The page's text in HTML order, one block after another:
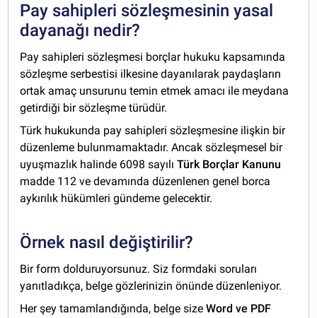
Pay sahipleri sözleşmesinin yasal
dayanağı nedir?
Pay sahipleri sözleşmesi borçlar hukuku kapsamında
sözleşme serbestisi ilkesine dayanılarak paydaşların
ortak amaç unsurunu temin etmek amacı ile meydana
getirdiği bir sözleşme türüdür.
Türk hukukunda pay sahipleri sözleşmesine ilişkin bir
düzenleme bulunmamaktadır. Ancak sözleşmesel bir
uyuşmazlık halinde 6098 sayılıTürk Borçlar Kanunu
madde 112 ve devamında düzenlenen genel borca
aykırılık hükümleri gündeme gelecektir.
Örnek nasıl değiştirilir?
Bir form dolduruyorsunuz. Siz formdaki soruları
yanıtladıkça, belge gözlerinizin önünde düzenleniyor.
Her şey tamamlandığında, belge sizeWord ve PDF